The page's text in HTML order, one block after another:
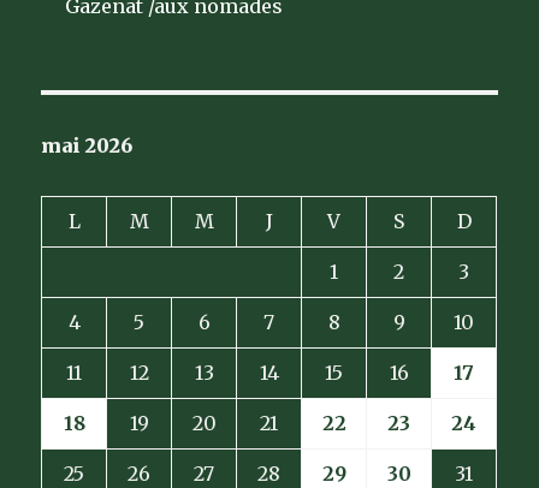
Gazenat /aux nomades
mai 2026
L M M J V S D
1 2 3
4 5 6 7 8 9 10
11 12 13 14 15 16 17
18 19 20 21 22 23 24
25 26 27 28 29 30 31